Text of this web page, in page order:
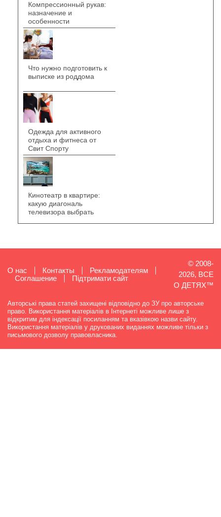
Компрессионный рукав:
назначение и
особенности
Что нужно подготовить к
выписке из роддома
Одежда для активного
отдыха и фитнеса от
Свит Спорту
Кинотеатр в квартире:
какую диагональ
телевизора выбрать
О нас Контакты
Рекламодателям
Cоглашение
Підтримати сайт
© 2008-
2026, ВСЕ
О ДЕТЯХ™
Авторські права статей захищені відповідно до ЗУ про авторське
право. Використання матеріалів в Інтернеті можливе лише з
відкритим для індексації посиланням та вказівкою назви сайту.
Використання матеріалів у друкованих виданнях можливе тільки з
письмового дозволу правовласника.